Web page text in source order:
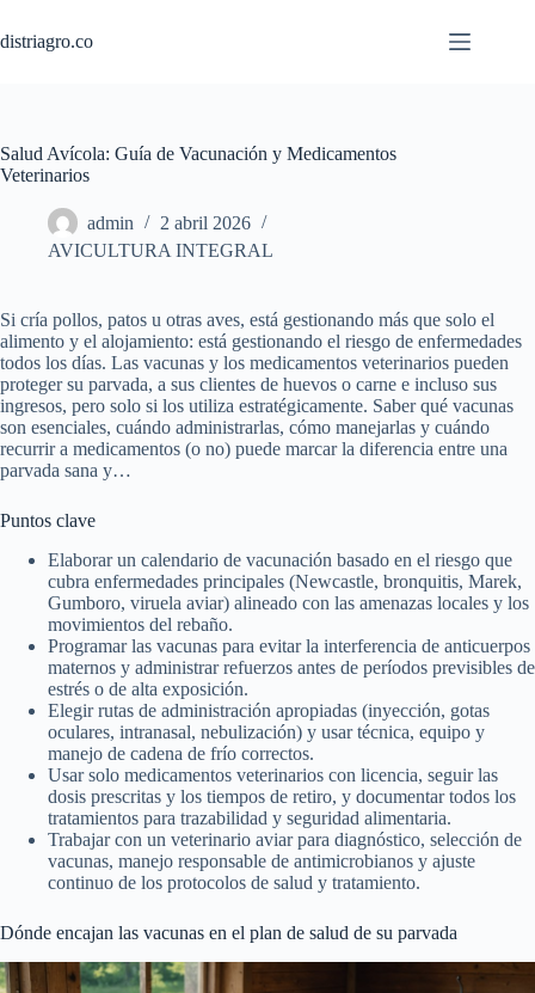
al
contenido
distriagro.co
Salud Avícola: Guía de Vacunación y Medicamentos
Veterinarios
admin
2 abril 2026
AVICULTURA INTEGRAL
Si cría pollos, patos u otras aves, está gestionando más que solo el
alimento y el alojamiento: está gestionando el riesgo de enfermedades
todos los días. Las vacunas y los medicamentos veterinarios pueden
proteger su parvada, a sus clientes de huevos o carne e incluso sus
ingresos, pero solo si los utiliza estratégicamente. Saber qué vacunas
son esenciales, cuándo administrarlas, cómo manejarlas y cuándo
recurrir a medicamentos (o no) puede marcar la diferencia entre una
parvada sana y…
Puntos clave
Elaborar un calendario de vacunación basado en el riesgo que
cubra enfermedades principales (Newcastle, bronquitis, Marek,
Gumboro, viruela aviar) alineado con las amenazas locales y los
movimientos del rebaño.
Programar las vacunas para evitar la interferencia de anticuerpos
maternos y administrar refuerzos antes de períodos previsibles de
estrés o de alta exposición.
Elegir rutas de administración apropiadas (inyección, gotas
oculares, intranasal, nebulización) y usar técnica, equipo y
manejo de cadena de frío correctos.
Usar solo medicamentos veterinarios con licencia, seguir las
dosis prescritas y los tiempos de retiro, y documentar todos los
tratamientos para trazabilidad y seguridad alimentaria.
Trabajar con un veterinario aviar para diagnóstico, selección de
vacunas, manejo responsable de antimicrobianos y ajuste
continuo de los protocolos de salud y tratamiento.
Dónde encajan las vacunas en el plan de salud de su parvada